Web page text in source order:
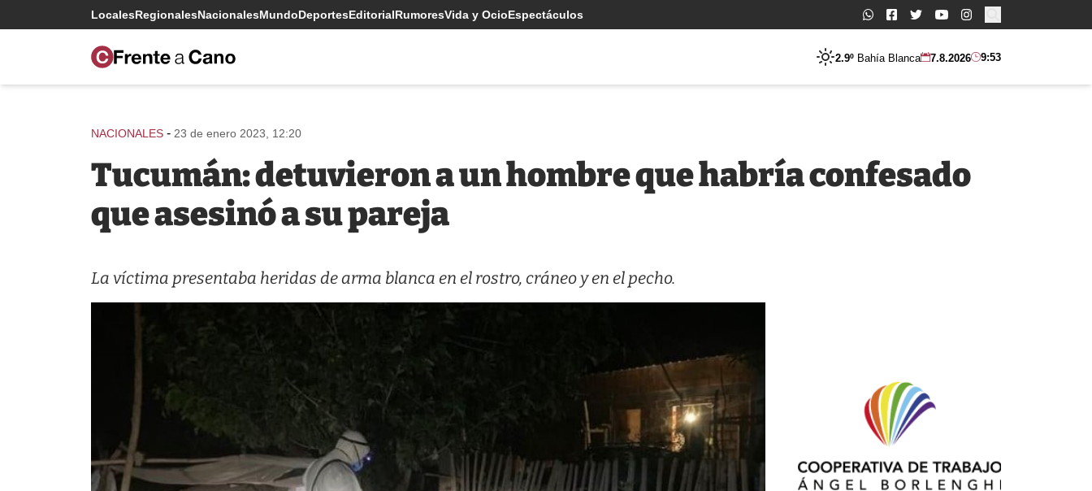
LocalesRegionalesNacionalesMundoDeportesEditorialRumoresVida y OcioEspectáculos Buscar:
2.9º Bahía Blanca 7.8.2026 9:53
NACIONALES - 23 de enero 2023, 12:20
Tucumán: detuvieron a un hombre que habría confesado
que asesinó a su pareja
La víctima presentaba heridas de arma blanca en el rostro, cráneo y en el pecho.